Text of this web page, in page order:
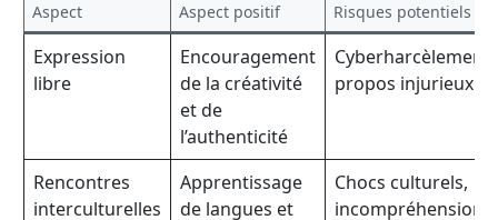
Aspect Aspect positif Risques potentiels
Expression
libre
Encouragement
de la créativité
et de
l’authenticité
Cyberharcèlement,
propos injurieux
Rencontres
interculturelles
Apprentissage
de langues et
Chocs culturels,
incompréhensions